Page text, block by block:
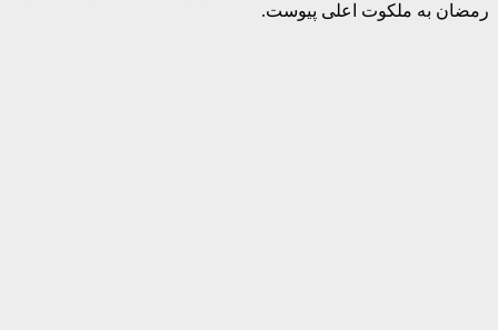
رمضان به ملکوت اعلی پیوست.